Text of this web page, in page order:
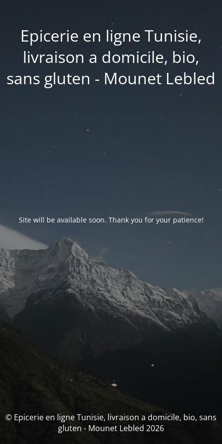
Epicerie en ligne Tunisie,
livraison a domicile, bio,
sans gluten - Mounet Lebled
Site will be available soon. Thank you for your patience!
© Epicerie en ligne Tunisie, livraison a domicile, bio, sans
gluten - Mounet Lebled 2026